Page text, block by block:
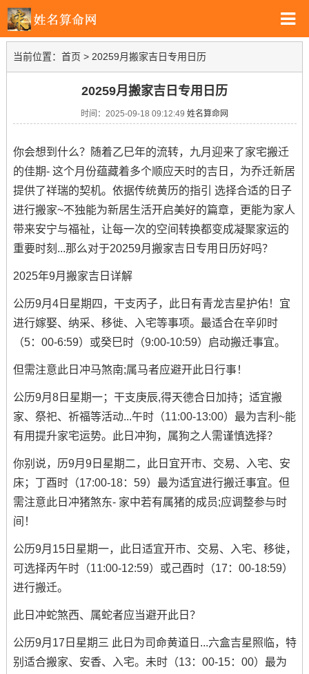
当前位置： 首页 > 20259月搬家吉日专用日历
20259月搬家吉日专用日历
时间：2025-09-18 09:12:49 姓名算命网
你会想到什么？随着乙巳年的流转，九月迎来了家宅搬迁
的佳期- 这个月份蕴藏着多个顺应天时的吉日，为乔迁新居
提供了祥瑞的契机。依据传统黄历的指引 选择合适的日子
进行搬家~不独能为新居生活开启美好的篇章，更能为家人
带来安宁与福祉，让每一次的空间转换都变成凝聚家运的
重要时刻...那么对于20259月搬家吉日专用日历好吗？
2025年9月搬家吉日详解
公历9月4日星期四，干支丙子，此日有青龙吉星护佑！宜
进行嫁娶、纳采、移徙、入宅等事项。最适合在辛卯时
（5：00-6:59）或癸巳时（9:00-10:59）启动搬迁事宜。
但需注意此日冲马煞南;属马者应避开此日行事！
公历9月8日星期一；干支庚辰,得天德合日加持；适宜搬
家、祭祀、祈福等活动...午时（11:00-13:00）最为吉利~能
有用提升家宅运势。此日冲狗，属狗之人需谨慎选择？
你别说，历9月9日星期二，此日宜开市、交易、入宅、安
床；丁酉时（17:00-18：59）最为适宜进行搬迁事宜。但
需注意此日冲猪煞东- 家中若有属猪的成员;应调整参与时
间！
公历9月15日星期一，此日适宜开市、交易、入宅、移徙，
可选择丙午时（11:00-12:59）或己酉时（17：00-18:59）
进行搬迁。
此日冲蛇煞西、属蛇者应当避开此日？
公历9月17日星期三 此日为司命黄道日...六盒吉星照临，特
别适合搬家、安香、入宅。未时（13：00-15：00）最为